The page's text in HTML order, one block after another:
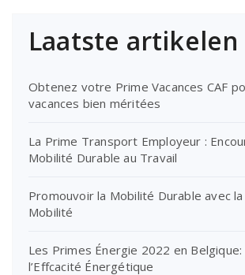
Laatste artikelen
Obtenez votre Prime Vacances CAF
vacances bien méritées
La Prime Transport Employeur :
Mobilité Durable au Travail
Promouvoir la Mobilité Durable avec
Mobilité
Les Primes Énergie 2022 en
l’Effcacité Énergétique